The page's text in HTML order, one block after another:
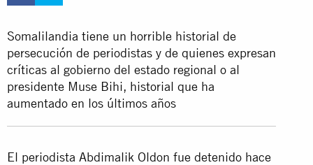
Somalilandia tiene un horrible historial de
persecución de periodistas y de quienes expresan
críticas al gobierno del estado regional o al
presidente Muse Bihi, historial que ha
aumentado en los últimos años
El periodista Abdimalik Oldon fue detenido hace